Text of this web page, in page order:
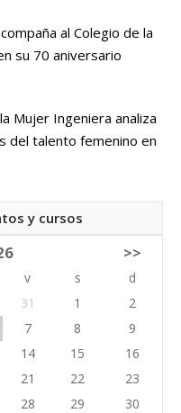
al Colegio de la
su 70 aniversario
Mujer Ingeniera analiza
del talento femenino en
y cursos
>>
v s
d
31 1
2
7 8
9
14 15
16
21 22
23
28 29
30